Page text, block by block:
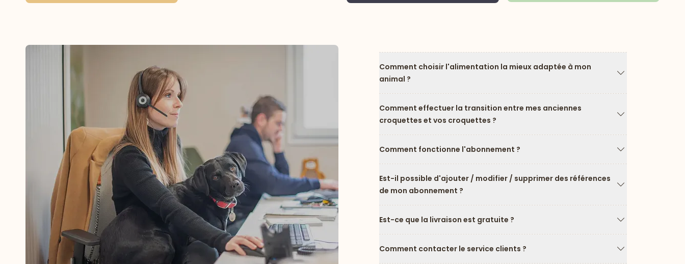
Comment choisir l'alimentation la mieux adaptée à mon
animal ?
Comment effectuer la transition entre mes anciennes
croquettes et vos croquettes ?
Comment fonctionne l'abonnement ?
Flèche vers le
Est-il possible d'ajouter / modifier / supprimer des références
de mon abonnement ?
Est-ce que la livraison est gratuite ?
Flèche vers le
Comment contacter le service clients ?
Flèche vers le